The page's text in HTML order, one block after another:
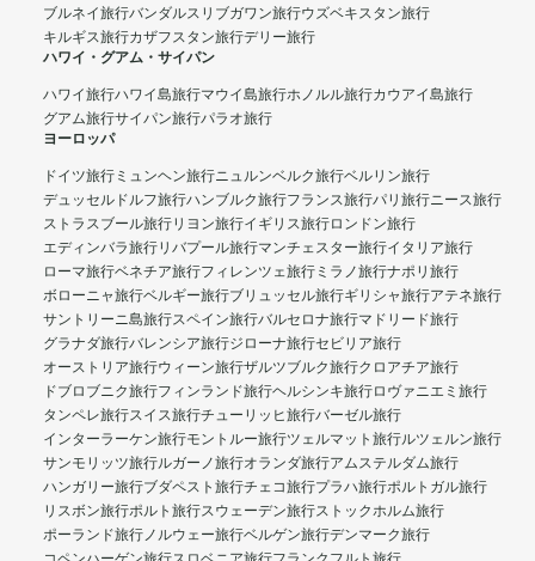
ブルネイ旅行バンダルスリブガワン旅行ウズベキスタン旅行
キルギス旅行カザフスタン旅行デリー旅行
ハワイ・グアム・サイパン
ハワイ旅行ハワイ島旅行マウイ島旅行ホノルル旅行カウアイ島旅行
グアム旅行サイパン旅行パラオ旅行
ヨーロッパ
ドイツ旅行 ミュンヘン旅行ニュルンベルク旅行ベルリン旅行
デュッセルドルフ旅行ハンブルク旅行フランス旅行パリ旅行ニース旅行
ストラスブール旅行リヨン旅行イギリス旅行ロンドン旅行
エディンバラ旅行リバプール旅行マンチェスター旅行イタリア旅行
ローマ旅行ベネチア旅行フィレンツェ旅行 ミラノ旅行ナポリ旅行
ボローニャ旅行ベルギー旅行ブリュッセル旅行ギリシャ旅行アテネ旅行
サントリーニ島旅行スペイン旅行バルセロナ旅行マドリード旅行
グラナダ旅行バレンシア旅行ジローナ旅行セビリア旅行
オーストリア旅行ウィーン旅行ザルツブルク旅行クロアチア旅行
ドブロブニク旅行フィンランド旅行ヘルシンキ旅行ロヴァニエミ旅行
タンペレ旅行スイス旅行チューリッヒ旅行バーゼル旅行
インターラーケン旅行モントルー旅行ツェルマット旅行ルツェルン旅行
サンモリッツ旅行ルガーノ旅行オランダ旅行アムステルダム旅行
ハンガリー旅行ブダペスト旅行チェコ旅行プラハ旅行ポルトガル旅行
リスボン旅行ポルト旅行スウェーデン旅行ストックホルム旅行
ポーランド旅行ノルウェー旅行ベルゲン旅行デンマーク旅行